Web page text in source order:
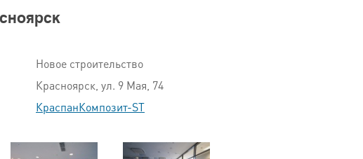
Новое строительство
Красноярск, ул. 9 Мая, 74
КраспанКомпозит-ST